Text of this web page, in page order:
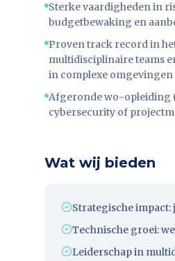
Sterke vaardigheden in
budgetbewaking en
Proven track record in
multidisciplinaire teams
in complexe omgevingen
Afgeronde wo-opleiding
cybersecurity of
Wat wij bieden
Strategische
Technische groei:
Leiderschap in